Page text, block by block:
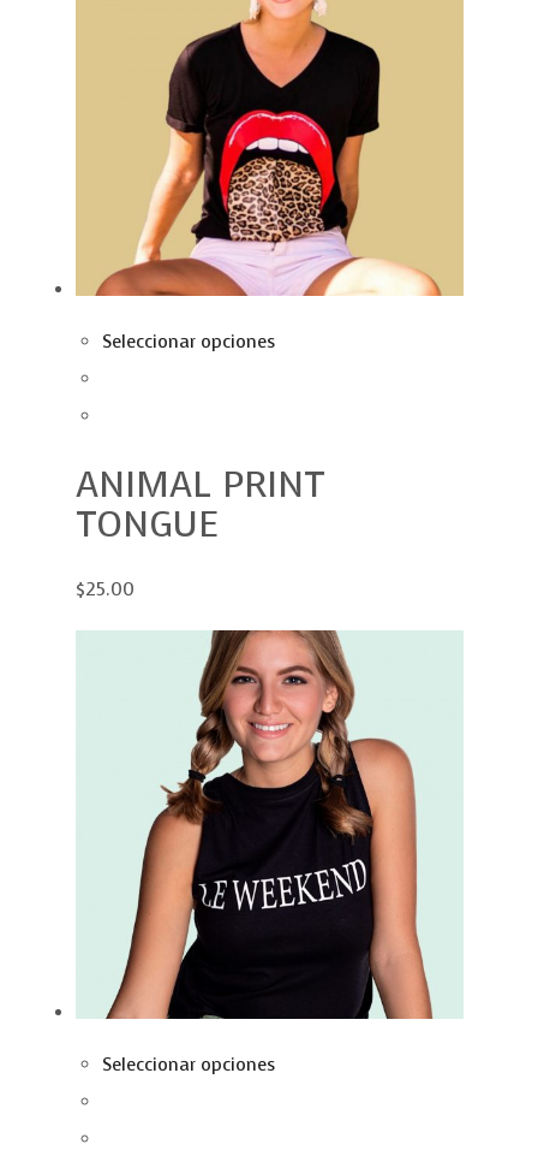
Seleccionar opciones
ANIMAL PRINT
TONGUE
$25.00
Seleccionar opciones